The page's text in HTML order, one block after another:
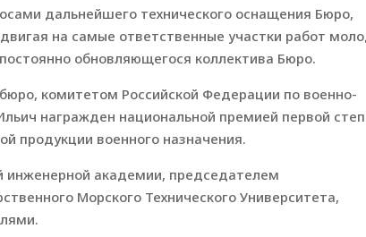
дальнейшего технического оснащения Бюро,
на самые ответственные участки работ
обновляющегося коллектива Бюро.
комитетом Российской Федерации по военно-
награжден национальной премией первой
продукции военного назначения.
инженерной академии, председателем
Морского Технического Университета,